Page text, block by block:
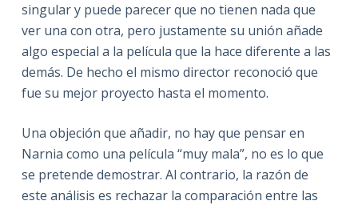
singular y puede parecer que no tienen nada que
ver una con otra, pero justamente su unión añade
algo especial a la película que la hace diferente a las
demás. De hecho el mismo director reconoció que
fue su mejor proyecto hasta el momento.
Una objeción que añadir, no hay que pensar en
Narnia como una película “muy mala”, no es lo que
se pretende demostrar. Al contrario, la razón de
este análisis es rechazar la comparación entre las